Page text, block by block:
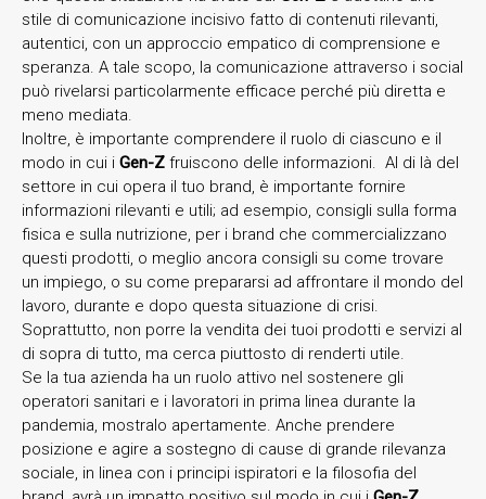
stile di comunicazione incisivo fatto di contenuti rilevanti,
autentici, con un approccio empatico di comprensione e
speranza. A tale scopo, la comunicazione attraverso i social
può rivelarsi particolarmente efficace perché più diretta e
meno mediata.
Inoltre, è importante comprendere il ruolo di ciascuno e il
modo in cui i Gen-Z fruiscono delle informazioni. Al di là del
settore in cui opera il tuo brand, è importante fornire
informazioni rilevanti e utili; ad esempio, consigli sulla forma
fisica e sulla nutrizione, per i brand che commercializzano
questi prodotti, o meglio ancora consigli su come trovare
un impiego, o su come prepararsi ad affrontare il mondo del
lavoro, durante e dopo questa situazione di crisi.
Soprattutto, non porre la vendita dei tuoi prodotti e servizi al
di sopra di tutto, ma cerca piuttosto di renderti utile.
Se la tua azienda ha un ruolo attivo nel sostenere gli
operatori sanitari e i lavoratori in prima linea durante la
pandemia, mostralo apertamente. Anche prendere
posizione e agire a sostegno di cause di grande rilevanza
sociale, in linea con i principi ispiratori e la filosofia del